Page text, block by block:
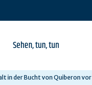
Sehen, tun, tun
in der Bucht von Quiberon vor